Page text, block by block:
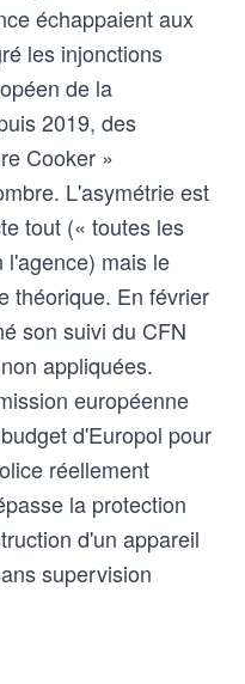
échappaient aux
les injonctions
de la
2019, des
Cooker »
L'asymétrie est
tout (« toutes les
l'agence) mais le
théorique. En février
son suivi du CFN
appliquées.
européenne
d'Europol pour
réellement
la protection
d'un appareil
supervision